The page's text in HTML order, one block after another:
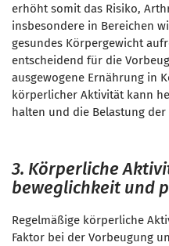
erhöht somit das Risiko,
insbesondere in Bereichen
gesundes Körpergewicht
entscheidend für die
ausgewogene Ernährung in
körperlicher Aktivität kann
halten und die Belastung
3. Körperliche
beweglichkeit und
Regelmäßige körperliche
Faktor bei der Vorbeugung